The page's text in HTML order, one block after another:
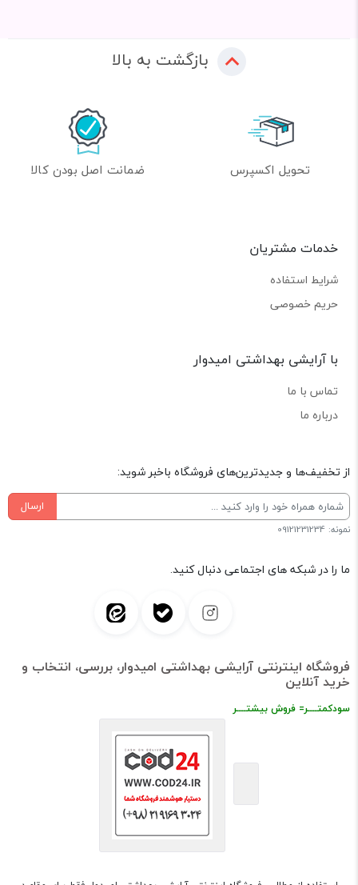
بازگشت به بالا
تحویل اکسپرس ضمانت اصل بودن کالا
خدمات مشتریان
شرایط استفاده
حریم خصوصی
با آرایشی بهداشتی امیدوار
تماس با ما
درباره ما
از تخفیف‌ها و جدیدترین‌های فروشگاه باخبر شوید:
ارسال
نمونه: 09121231234
ما را در شبکه های اجتماعی دنبال کنید.
فروشگاه اینترنتی آرایشی بهداشتی امیدوار، بررسی، انتخاب و
خرید آنلاین
سودکمتــــر= فروش بیشتــــر